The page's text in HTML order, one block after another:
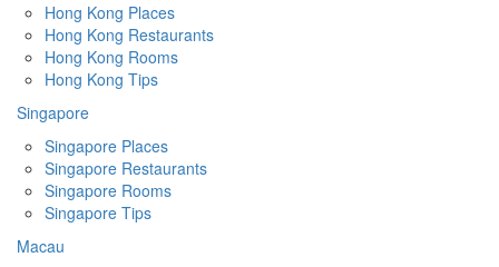
Hong Kong Places
Hong Kong Restaurants
Hong Kong Rooms
Hong Kong Tips
Singapore
Singapore Places
Singapore Restaurants
Singapore Rooms
Singapore Tips
Macau